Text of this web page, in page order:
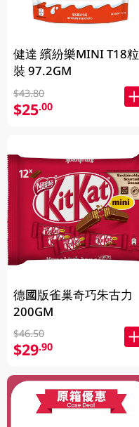
健達 繽紛樂MINI T18粒
裝 97.2GM
$43.80
$25.00
德國版雀巢奇巧朱古力
200GM
$46.50
$29.90